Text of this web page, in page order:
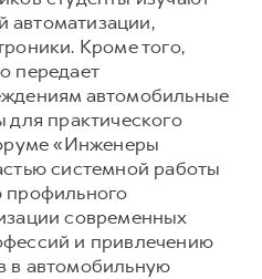
Кроме того,
передает
автомобильные
для практического
«Инженеры
системной работы
профильного
современных
и привлечению
в автомобильную